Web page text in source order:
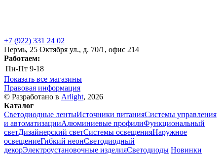
+7 (922) 331 24 02
Пермь, 25 Октября ул., д. 70/1, офис 214
Работаем:
Пн-Пт 9-18
Показать все магазины
Правовая информация
© Разработано в Arlight, 2026
Каталог
Светодиодные лентыИсточники питанияСистемы управления
и автоматизацииАлюминиевые профилиФункциональный
светДизайнерский светСистемы освещенияНаружное
освещениеГибкий неонСветодиодный
декорЭлектроустановочные изделияСветодиоды Новинки